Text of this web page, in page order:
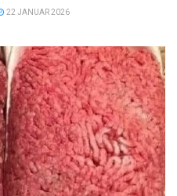
22 JANUAR 2026